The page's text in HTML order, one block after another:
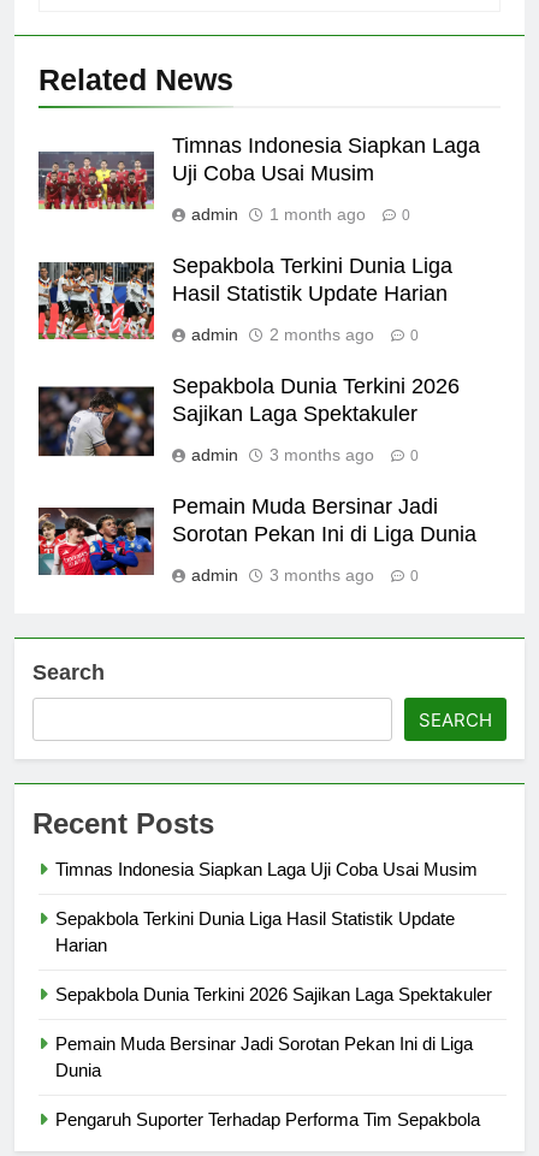
Related News
Timnas Indonesia Siapkan Laga
Uji Coba Usai Musim
admin 1 month ago 0
Sepakbola Terkini Dunia Liga
Hasil Statistik Update Harian
admin 2 months ago 0
Sepakbola Dunia Terkini 2026
Sajikan Laga Spektakuler
admin 3 months ago 0
Pemain Muda Bersinar Jadi
Sorotan Pekan Ini di Liga Dunia
admin 3 months ago 0
Search
SEARCH
Recent Posts
Timnas Indonesia Siapkan Laga Uji Coba Usai Musim
Sepakbola Terkini Dunia Liga Hasil Statistik Update
Harian
Sepakbola Dunia Terkini 2026 Sajikan Laga Spektakuler
Pemain Muda Bersinar Jadi Sorotan Pekan Ini di Liga
Dunia
Pengaruh Suporter Terhadap Performa Tim Sepakbola